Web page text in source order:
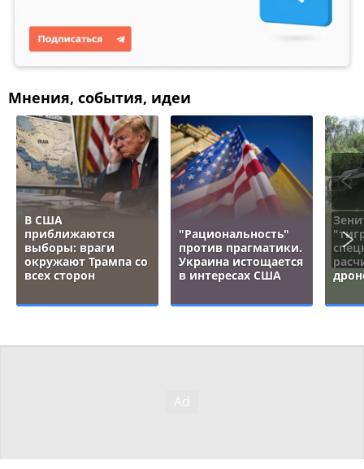
Мнения, события, идеи
В США
приближаются
выборы: враги
окружают Трампа со
всех сторон
"Рациональность"
против прагматики.
Украина истощается
в интересах США